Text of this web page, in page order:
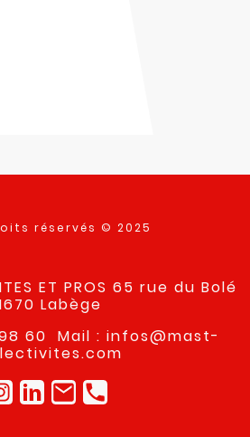
réservés © 2025
ET PROS 65 rue du Bolé
Labège
60 Mail : infos@mast-